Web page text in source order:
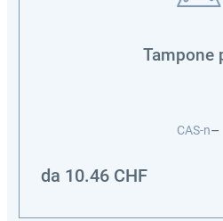
Tampone
CAS-n–
da 10.46 CHF